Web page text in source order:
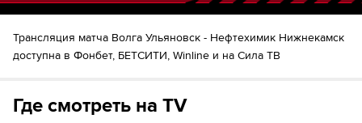
Константин Ковалев
Artem Bykov
82´
Кирилл Фольмер82´
Александр Саплинов90´+3
Трансляция матча Волга Ульяновск - Нефтехимик Нижнекамск
доступна в Фонбет, БЕТСИТИ, Winline и на Сила ТВ
Где смотреть на TV